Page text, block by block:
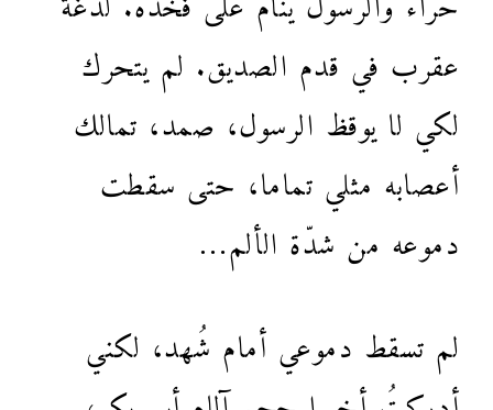
عقرب في قدم الصديق. لم يتحرك
لكي لا يوقظ الرسول، صمد، تمالك
أعصابه مثلي تماما، حتى سقطت
دموعه من شدّة الألم…
لم تسقط دموعي أمام شُهد، لكني